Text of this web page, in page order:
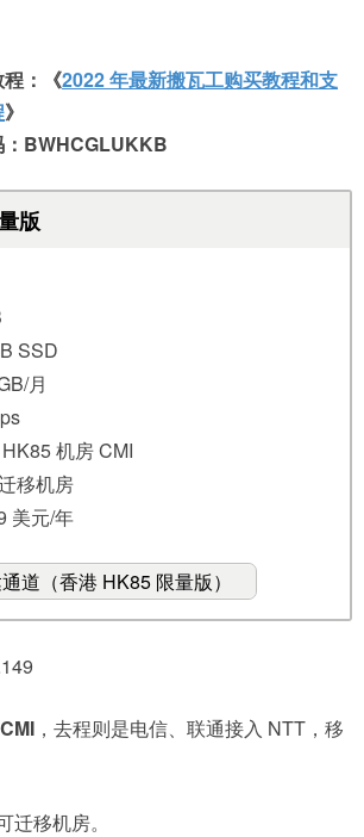
：《2022 年最新搬瓦工购买教程和支
》
：BWHCGLUKKB
版
SSD
月
机房 CMI
移机房
美元/年
道（香港 HK85 限量版）
，去程则是电信、联通接入 NTT，移
移机房。